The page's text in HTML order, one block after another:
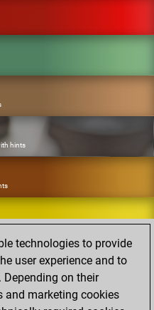
hints
cloud
technologies to provide
user experience and to
on their
and marketing cookies